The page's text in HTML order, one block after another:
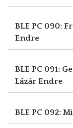
BLE PC 090:
Endre
BLE PC 091:
Lázár Endre
BLE PC 092: